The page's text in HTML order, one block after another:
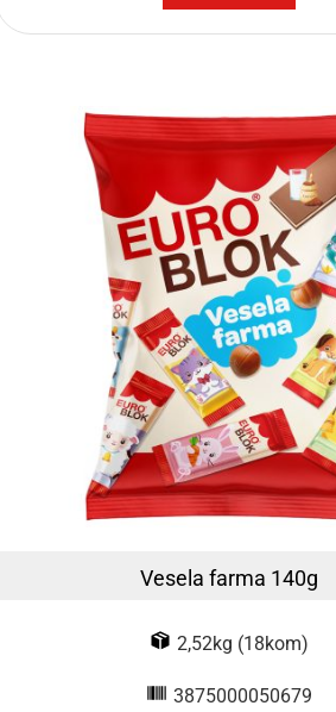
Vesela farma 140g
2,52kg (18kom)
3875000050679